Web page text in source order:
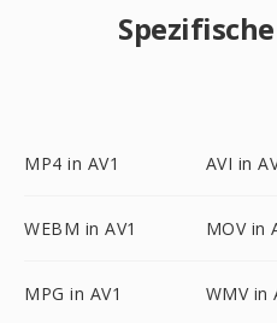
MP4 in AV1 AVI in
WEBM in AV1 MOV in
MPG in AV1 WMV in